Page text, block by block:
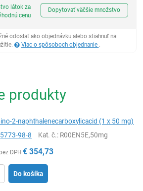
látok za
cenu
Dopytovať väčšie množstvo
odoslať ako objednávku alebo stiahnuť na
Viac o spôsoboch objednanie .
produkty
2-naphthalenecarboxylicacid (1 x 50 mg)
5773-98-8 Kat. č.: R00EN5E,50mg
DPH € 354,73
Do košíka